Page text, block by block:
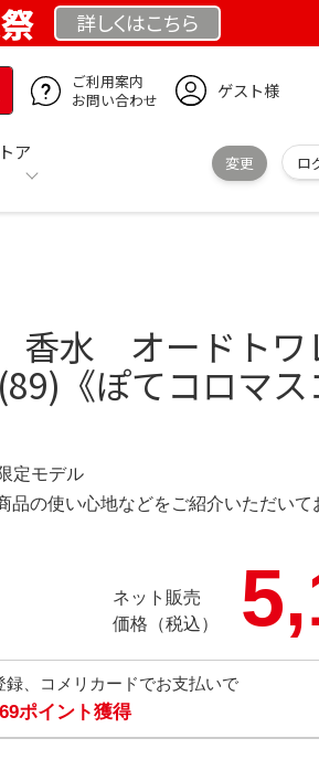
詳しくはこちら
ご利用案内
お問い合わせ
ゲスト様
ア
変更 ロ
香水 オードト
《ぽてコロマ
定モデル
品の使い心地などをご紹介いただいて
ネット販売
価格（税込）
録、コメリカードでお支払いで
69ポイント獲得